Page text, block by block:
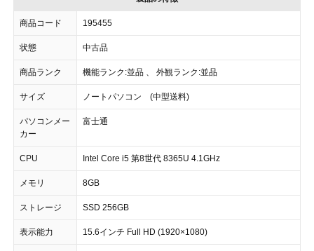
商品コード 195455
状態 中古品
商品ランク 機能ランク:並品 、 外観ランク:並品
サイズ ノートパソコン (中型送料)
パソコンメー
カー
富士通
CPU Intel Core i5 第8世代 8365U 4.1GHz
メモリ 8GB
ストレージ SSD 256GB
表示能力 15.6インチ Full HD (1920×1080)